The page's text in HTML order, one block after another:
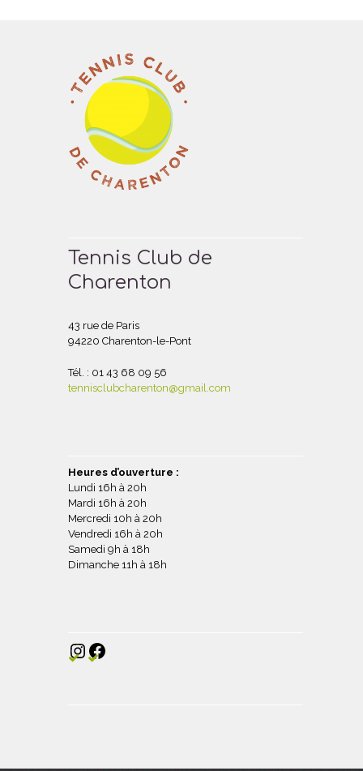
Tennis Club de
Charenton
43 rue de Paris
94220 Charenton-le-Pont
Tél. : 01 43 68 09 56
tennisclubcharenton@gmail.com
Heures d’ouverture :
Lundi 16h à 20h
Mardi 16h à 20h
Mercredi 10h à 20h
Vendredi 16h à 20h
Samedi 9h à 18h
Dimanche 11h à 18h
Instagram
Facebook